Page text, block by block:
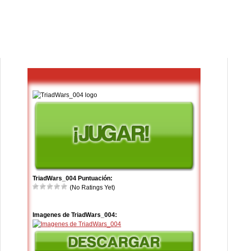
TriadWars_004 Puntuación:
(No Ratings Yet)
Imagenes de TriadWars_004: